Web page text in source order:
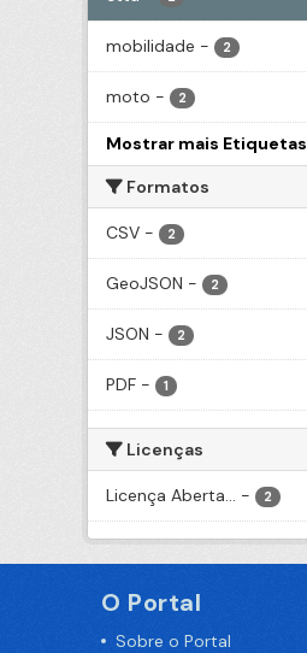
mobilidade - 2
moto - 2
Mostrar mais Etiquetas
Formatos
CSV - 2
GeoJSON - 2
JSON - 2
PDF - 1
Licenças
Licença Aberta... - 2
O Portal
Sobre o Portal